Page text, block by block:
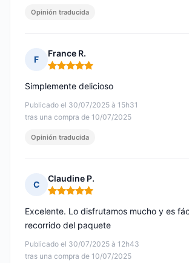
Opinión traducida
F
France R.
Nota: 5 de 5
Publicado el 30/07/2025 à 15h31
tras una compra de 10/07/2025
Simplemente delicioso
Opinión traducida
C
Claudine P.
Nota: 5 de 5
Publicado el 30/07/2025 à 12h43
tras una compra de 10/07/2025
Excelente. Lo disfrutamos mucho y es
recorrido del paquete